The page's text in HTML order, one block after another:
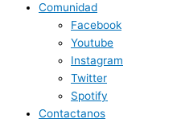
Comunidad
Facebook
Youtube
Instagram
Twitter
Spotify
Contactanos